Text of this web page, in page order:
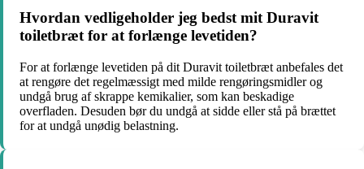
Hvordan vedligeholder jeg bedst mit Duravit
toiletbræt for at forlænge levetiden?
For at forlænge levetiden på dit Duravit toiletbræt anbefales det
at rengøre det regelmæssigt med milde rengøringsmidler og
undgå brug af skrappe kemikalier, som kan beskadige
overfladen. Desuden bør du undgå at sidde eller stå på brættet
for at undgå unødig belastning.